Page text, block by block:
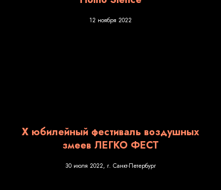
12 ноября 2022
Х юбилейный фестиваль воздушных
змеев ЛЕГКО ФЕСТ
30 июля 2022, г. Санкт-Петербург